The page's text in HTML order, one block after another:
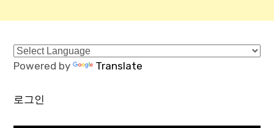
Powered by Translate
로그인